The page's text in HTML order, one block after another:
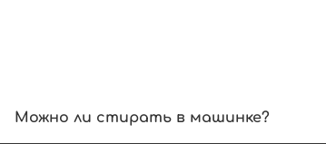
Можно ли стирать в машинке?